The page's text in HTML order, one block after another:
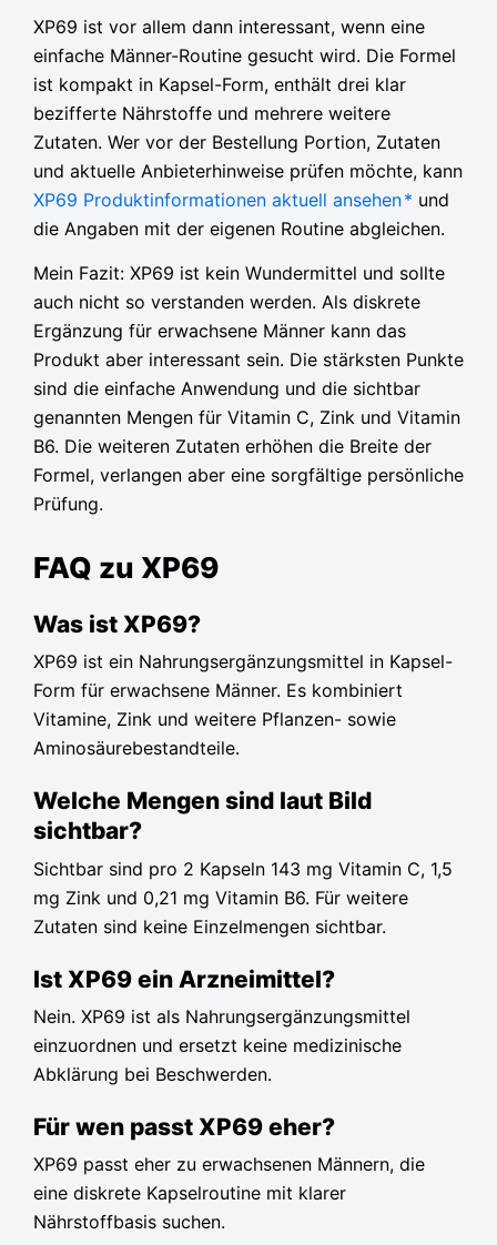
XP69 ist vor allem dann interessant, wenn eine
einfache Männer-Routine gesucht wird. Die Formel
ist kompakt in Kapsel-Form, enthält drei klar
bezifferte Nährstoffe und mehrere weitere
Zutaten. Wer vor der Bestellung Portion, Zutaten
und aktuelle Anbieterhinweise prüfen möchte, kann
XP69 Produktinformationen aktuell ansehen* und
die Angaben mit der eigenen Routine abgleichen.
Mein Fazit: XP69 ist kein Wundermittel und sollte
auch nicht so verstanden werden. Als diskrete
Ergänzung für erwachsene Männer kann das
Produkt aber interessant sein. Die stärksten Punkte
sind die einfache Anwendung und die sichtbar
genannten Mengen für Vitamin C, Zink und Vitamin
B6. Die weiteren Zutaten erhöhen die Breite der
Formel, verlangen aber eine sorgfältige persönliche
Prüfung.
FAQ zu XP69
Was ist XP69?
XP69 ist ein Nahrungsergänzungsmittel in Kapsel-
Form für erwachsene Männer. Es kombiniert
Vitamine, Zink und weitere Pflanzen- sowie
Aminosäurebestandteile.
Welche Mengen sind laut Bild
sichtbar?
Sichtbar sind pro 2 Kapseln 143 mg Vitamin C, 1,5
mg Zink und 0,21 mg Vitamin B6. Für weitere
Zutaten sind keine Einzelmengen sichtbar.
Ist XP69 ein Arzneimittel?
Nein. XP69 ist als Nahrungsergänzungsmittel
einzuordnen und ersetzt keine medizinische
Abklärung bei Beschwerden.
Für wen passt XP69 eher?
XP69 passt eher zu erwachsenen Männern, die
eine diskrete Kapselroutine mit klarer
Nährstoffbasis suchen.